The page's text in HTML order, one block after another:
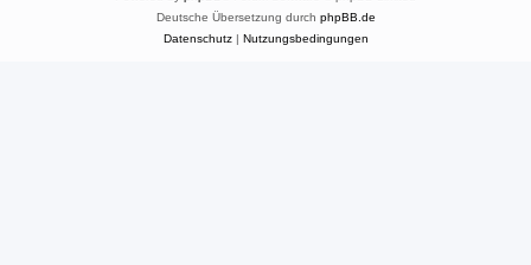
Deutsche Übersetzung durch phpBB.de
Datenschutz| Nutzungsbedingungen